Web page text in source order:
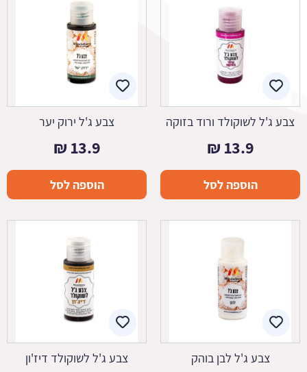
צבע ג'ל לשוקולד ורוד בזוקה
13.9
₪
הוספה לסל
צבע ג'ל ירוק יער
13.9
₪
הוספה לסל
צבע ג'ל לבן בוהק צבע ג'ל לשוקולד דיז'ון